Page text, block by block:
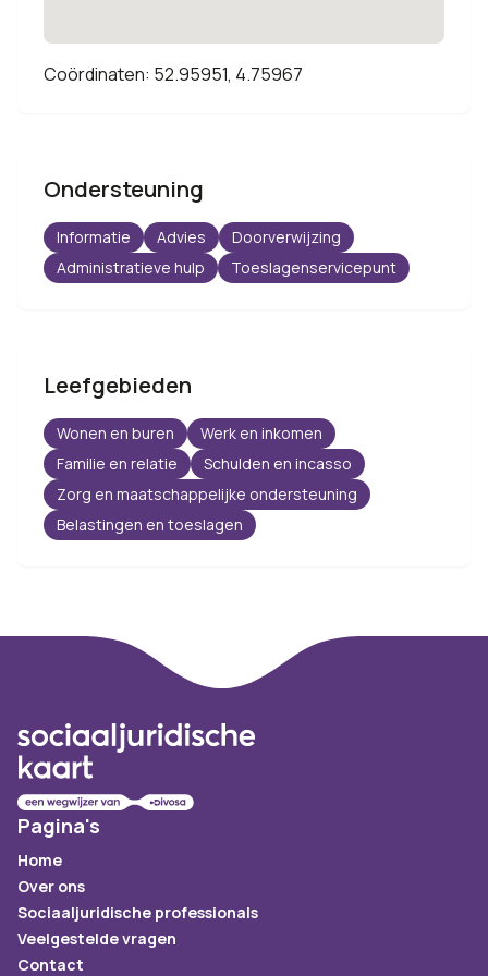
Coördinaten: 52.95951, 4.75967
Ondersteuning
Informatie Advies
Doorverwijzing
Administratieve hulp
Toeslagenservicepunt
Leefgebieden
Wonen en buren
Werk en inkomen
Familie en relatie
Schulden en incasso
Zorg en maatschappelijke ondersteuning
Belastingen en toeslagen
Pagina's
Home
Over ons
Sociaaljuridische professionals
Veelgestelde vragen
Contact